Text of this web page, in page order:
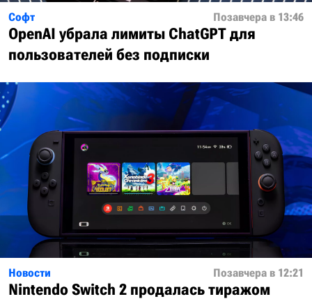
Софт Позавчера в 13:46
OpenAI убрала лимиты ChatGPT для
пользователей без подписки
Новости Позавчера в 12:21
Nintendo Switch 2 продалась тиражом